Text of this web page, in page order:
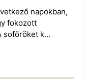
napokban,
fokozott
sofőröket k…